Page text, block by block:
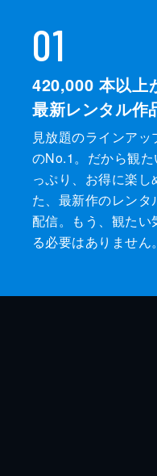
01
420,000 本以上
最新レンタル作
見放題のラインアッ
のNo.1。だから観
っぷり、お得に楽し
た、最新作のレンタ
配信。もう、観たい
る必要はありません。